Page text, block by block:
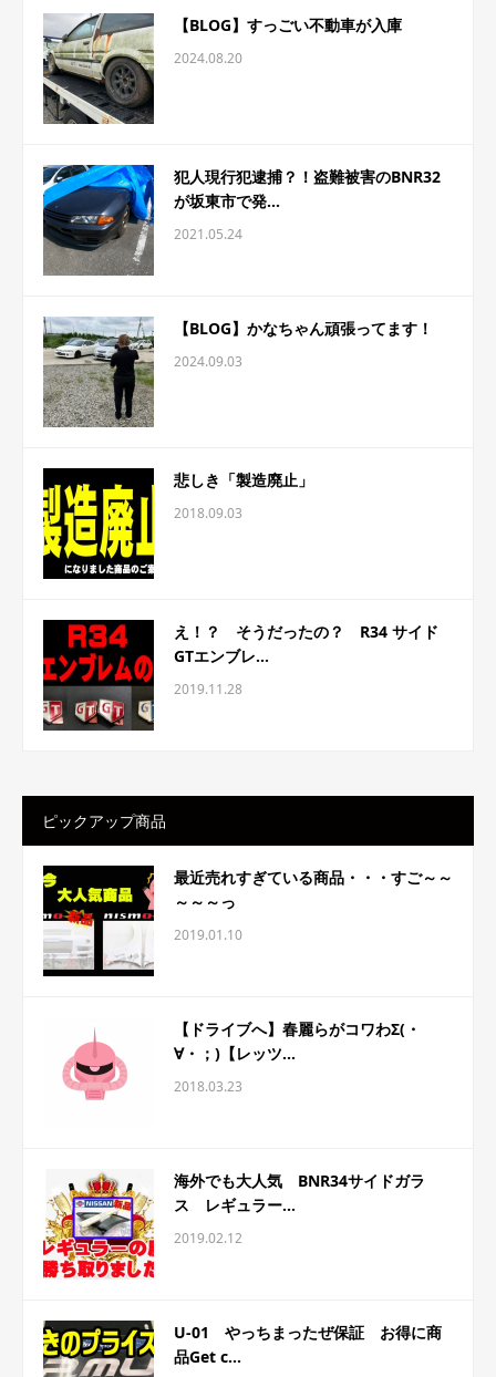
【BLOG】すっごい不動車が入庫
2024.08.20
犯人現行犯逮捕？！盗難被害のBNR32
が坂東市で発...
2021.05.24
【BLOG】かなちゃん頑張ってます！
2024.09.03
悲しき「製造廃止」
2018.09.03
え！？ そうだったの？ R34 サイド
GTエンブレ...
2019.11.28
ピックアップ商品
最近売れすぎている商品・・・すご～～
～～～っ
2019.01.10
【ドライブへ】春麗らがコワわΣ(・
∀・；)【レッツ...
2018.03.23
海外でも大人気 BNR34サイドガラ
ス レギュラー...
2019.02.12
U-01 やっちまったぜ保証 お得に商
品Get c...